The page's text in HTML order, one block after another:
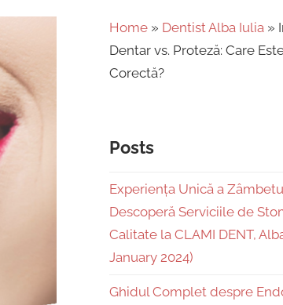
Home » Dentist Alba Iulia »
Dentar vs. Proteză: Care
Corectă?
Posts
Experiența Unică a
Descoperă Serviciile de
Calitate la CLAMI DENT,
January 2024)
Ghidul Complet despre